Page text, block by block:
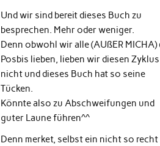
Und wir sind bereit dieses Buch zu
besprechen. Mehr oder weniger.
Denn obwohl wir alle (AUßER MICHA)
Posbis lieben, lieben wir diesen Zyklus
nicht und dieses Buch hat so seine
Tücken.
Könnte also zu Abschweifungen und
guter Laune führen^^
Denn merket, selbst ein nicht so recht